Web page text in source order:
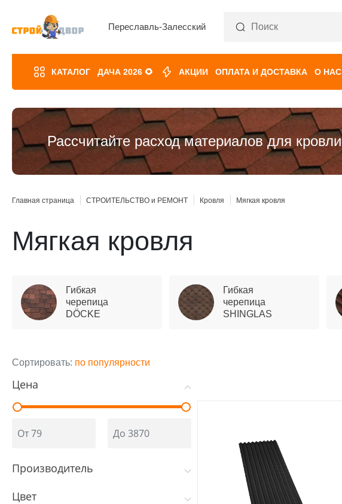
Переславль-Залесский
КАТАЛОГ ДАЧА 2026 🌻 АКЦИИ ОПЛАТА И ДОСТАВКА О НАС
Рассчитайте расход материалов для кровли
Главная страница СТРОИТЕЛЬСТВО и РЕМОНТ Кровля Мягкая кровля
Мягкая кровля
Гибкая
черепица
DÖCKE
Гибкая
черепица
SHINGLAS
Сортировать: по популярности
Цена
Производитель
Цвет